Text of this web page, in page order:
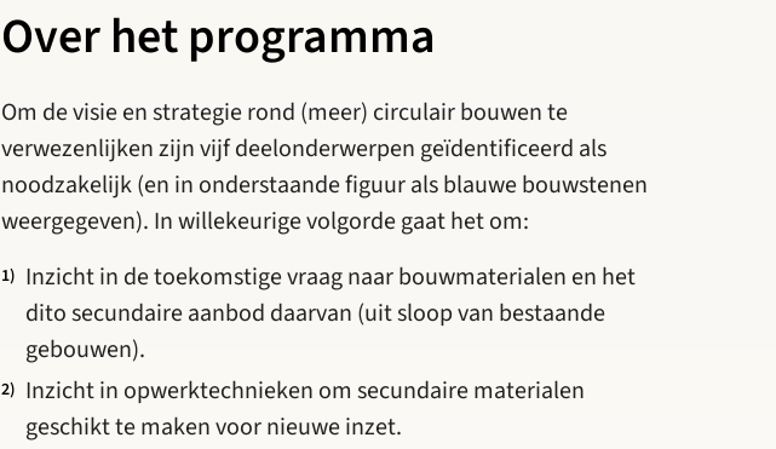
Over het programma
Om de visie en strategie rond (meer) circulair bouwen te
verwezenlijken zijn vijf deelonderwerpen geïdentificeerd als
noodzakelijk (en in onderstaande figuur als blauwe bouwstenen
weergegeven). In willekeurige volgorde gaat het om:
Inzicht in de toekomstige vraag naar bouwmaterialen en het
dito secundaire aanbod daarvan (uit sloop van bestaande
gebouwen).
Inzicht in opwerktechnieken om secundaire materialen
geschikt te maken voor nieuwe inzet.